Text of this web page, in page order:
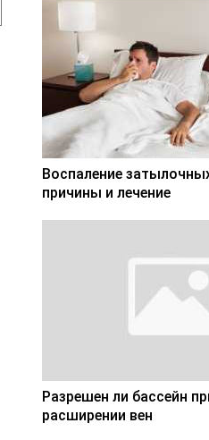
Воспаление
причины и лечение
Разрешен ли бассейн
расширении вен